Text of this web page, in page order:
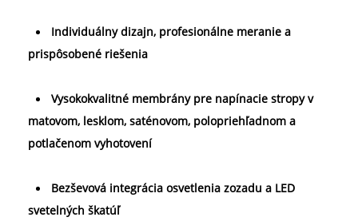
Individuálny dizajn, profesionálne meranie a
prispôsobené riešenia
Vysokokvalitné membrány pre napínacie stropy v
matovom, lesklom, saténovom, polopriehľadnom a
potlačenom vyhotovení
Bezševová integrácia osvetlenia zozadu a LED
svetelných škatúľ